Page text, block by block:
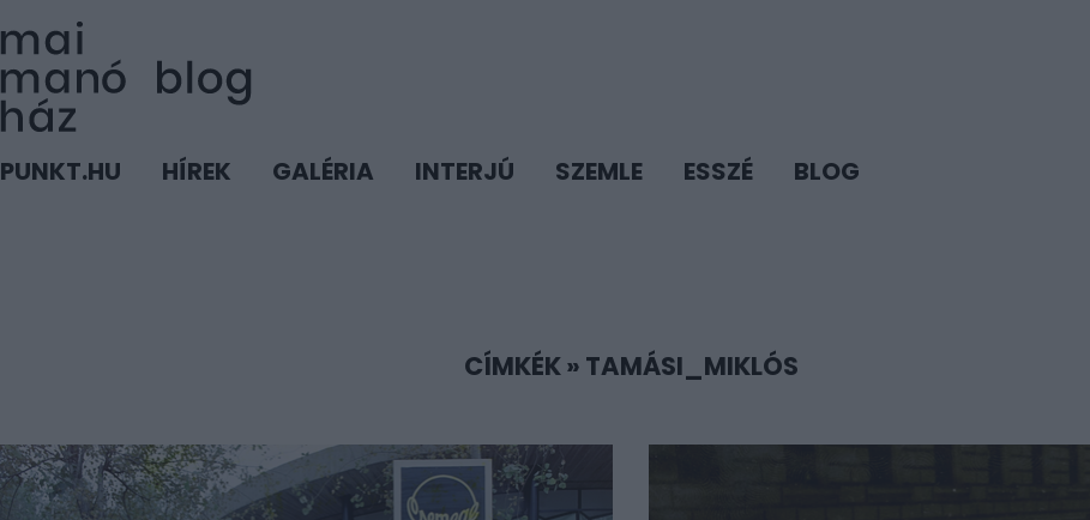
PUNKT.HU HÍREK GALÉRIA INTERJÚ SZEMLE ESSZÉ BLOG
CÍMKÉK» TAMÁSI_MIKLÓS